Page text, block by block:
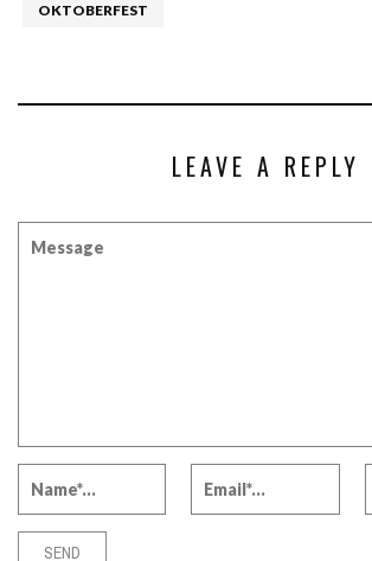
OKTOBERFEST
LEAVE A REPLY